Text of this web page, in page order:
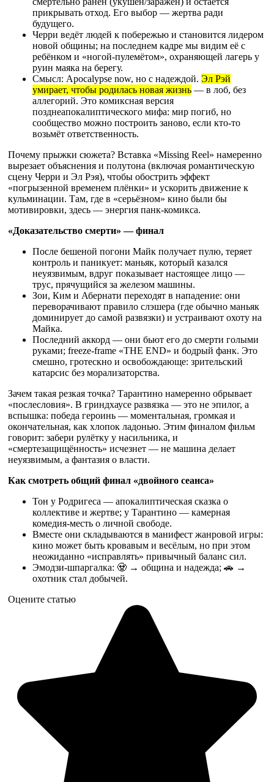
прикрывать отход. Его выбор — жертва ради
будущего.
Черри ведёт людей к побережью и становится лидером
новой общины; на последнем кадре мы видим её с
ребёнком и «ногой-пулемётом», охраняющей лагерь у
руин маяка на берегу.
Смысл: Apocalypse now, но с надеждой. Эл Рэй
умирает, чтобы родилась новая жизнь — в лоб, без
аллегорий. Это комиксная версия
позднеапокалиптического мифа: мир погиб, но
сообщество можно построить заново, если кто-то
возьмёт ответственность.
Почему прыжки сюжета? Вставка «Missing Reel» намеренно
вырезает объяснения и полутона (включая романтическую
сцену Черри и Эл Рэя), чтобы обострить эффект
«погрызенной временем плёнки» и ускорить движение к
кульминации. Там, где в «серьёзном» кино были бы
мотивировки, здесь — энергия панк-комикса.
«Доказательство смерти» — финал
После бешеной погони Майк получает пулю, теряет
контроль и паникует: маньяк, который казался
неуязвимым, вдруг показывает настоящее лицо —
трус, прячущийся за железом машины.
Зои, Ким и Абернати переходят в нападение: они
переворачивают правило слэшера (где обычно маньяк
доминирует до самой развязки) и устраивают охоту на
Майка.
Последний аккорд — они бьют его до смерти голыми
руками; freeze-frame «THE END» и бодрый фанк. Это
смешно, гротескно и освобождающе: зрительский
катарсис без морализаторства.
Зачем такая резкая точка? Тарантино намеренно обрывает
«послесловия». В гриндхаусе развязка — это не эпилог, а
вспышка: победа героинь — моментальная, громкая и
окончательная, как хлопок ладонью. Этим финалом фильм
говорит: забери рулётку у насильника, и
«смертезащищённость» исчезнет — не машина делает
неуязвимым, а фантазия о власти.
Как смотреть общий финал «двойного сеанса»
Тон у Родригеса — апокалиптическая сказка о
коллективе и жертве; у Тарантино — камерная
комедия-месть о личной свободе.
Вместе они складываются в манифест жанровой игры:
кино может быть кровавым и весёлым, но при этом
неожиданно «исправлять» привычный баланс сил.
Эмодзи-шпаргалка: 🧟 → община и надежда; 🚗 →
охотник стал добычей.
Оцените статью